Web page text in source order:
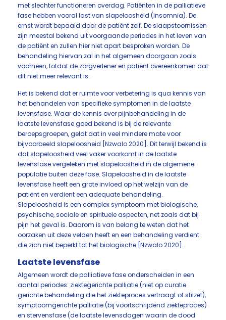
met slechter functioneren overdag. Patiënten in de palliatieve
fase hebben vooral last van slapeloosheid (insomnia). De
ernst wordt bepaald door de patiënt zelf. De slaapstoornissen
zijn meestal bekend uit voorgaande periodes in het leven van
de patiënt en zullen hier niet apart besproken worden. De
behandeling hiervan zal in het algemeen doorgaan zoals
voorheen, totdat de zorgverlener en patiënt overeenkomen dat
dit niet meer relevant is.
Het is bekend dat er ruimte voor verbetering is qua kennis van
het behandelen van specifieke symptomen in de laatste
levensfase. Waar de kennis over pijnbehandeling in de
laatste levensfase goed bekend is bij de relevante
beroepsgroepen, geldt dat in veel mindere mate voor
bijvoorbeeld slapeloosheid [Nzwalo 2020]. Dit terwijl bekend is
dat slapeloosheid veel vaker voorkomt in de laatste
levensfase vergeleken met slapeloosheid in de algemene
populatie buiten deze fase. Slapeloosheid in de laatste
levensfase heeft een grote invloed op het welzijn van de
patiënt en verdient een adequate behandeling.
Slapeloosheid is een complex symptoom met biologische,
psychische, sociale en spirituele aspecten, net zoals dat bij
pijn het geval is. Daarom is van belang te weten dat het
oorzaken uit deze velden heeft en een behandeling verdient
die zich niet beperkt tot het biologische [Nzwalo 2020].
Laatste levensfase
Algemeen wordt de palliatieve fase onderscheiden in een
aantal periodes: ziektegerichte palliatie (niet op curatie
gerichte behandeling die het ziekteproces vertraagt of stilzet),
symptoomgerichte palliatie (bij voortschrijdend ziekteproces)
en stervensfase (de laatste levensdagen waarin de dood